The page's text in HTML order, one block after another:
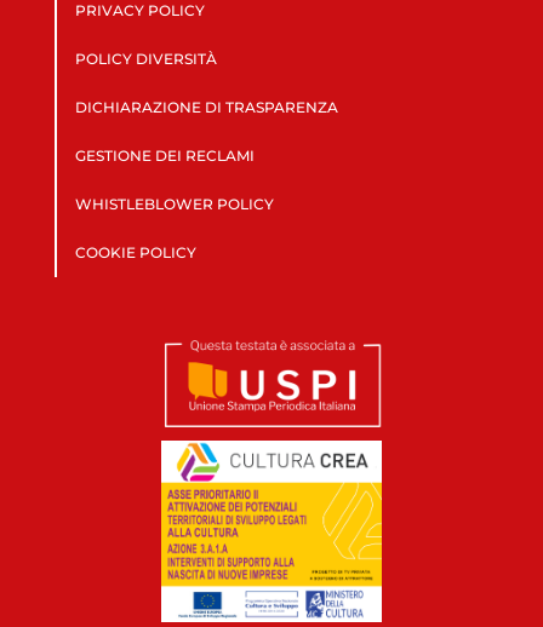
PRIVACY POLICY
POLICY DIVERSITÀ
DICHIARAZIONE DI TRASPARENZA
GESTIONE DEI RECLAMI
WHISTLEBLOWER POLICY
COOKIE POLICY